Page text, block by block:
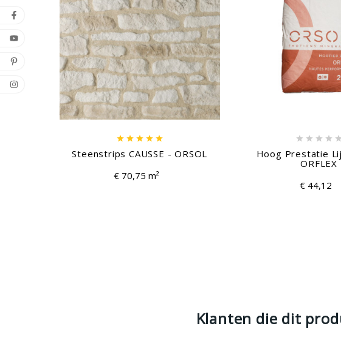

    
Steenstrips CAUSSE - ORSOL
€ 70,75 m²
    
Hoog Prestatie
ORFLEX
€ 44,12
Klanten die dit